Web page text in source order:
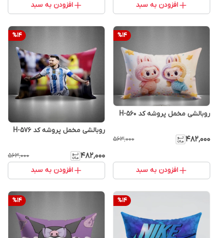
افزودن به سبد افزودن به سبد
%14
روبالشی مخمل پروشه کد H-560
۴۸۲٬۰۰۰ ۵۶۳٬۰۰۰
افزودن به سبد
%14
روبالشی مخمل پروشه کد H-576
۴۸۲٬۰۰۰ ۵۶۳٬۰۰۰
افزودن به سبد
%14
%14